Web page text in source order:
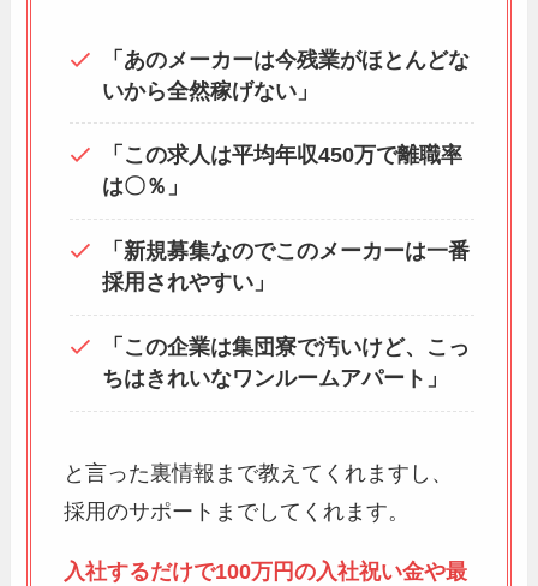
「あのメーカーは今残業がほとんどな
いから全然稼げない」
「この求人は平均年収450万で離職率
は〇％」
「新規募集なのでこのメーカーは一番
採用されやすい」
「この企業は集団寮で汚いけど、こっ
ちはきれいなワンルームアパート」
と言った裏情報まで教えてくれますし、
採用のサポートまでしてくれます。
入社するだけで100万円の入社祝い金や最